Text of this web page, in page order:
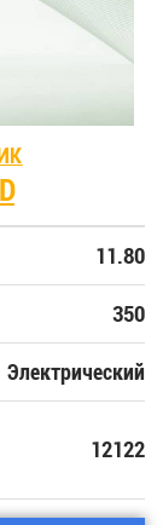
11.80
350
Электрический
12122